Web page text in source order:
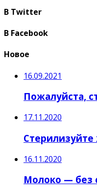
В Twitter
В Facebook
Новое
16.09.2021
Пожалуйста,
17.11.2020
16.11.2020
Молоко — без